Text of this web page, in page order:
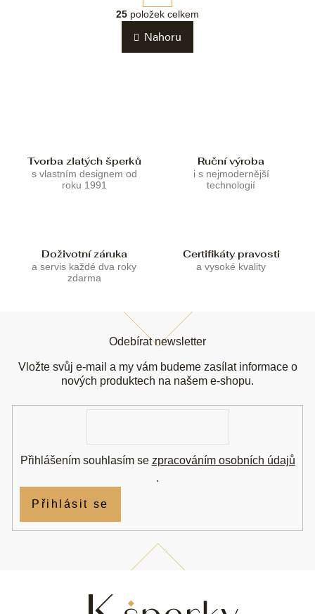
v
l
á
d
á
n
k
25 položek celkem
Nahoru
Tvorba zlatých šperků
s vlastním designem od
roku 1991
Ruční výroba
i s nejmodernější
technologií
Doživotní záruka
a servis každé dva roky
zdarma
Certifikáty pravosti
a vysoké kvality
Odebírat newsletter
Vložte svůj e-mail a my vám budeme zasílat informace o
nových produktech na našem e-shopu.
Přihlášením souhlasím se zpracováním osobních údajů
.
Přihlásit se